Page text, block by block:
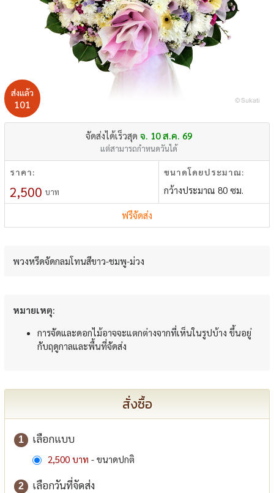
ส่งแล้ว
101
จัดส่งได้เร็วสุด จ. 10 ส.ค. 69
แต่สามารถกำหนดวันได้
ราคา:
2,500 บาท
ขนาดโดยประมาณ:
กว้างประมาณ 80 ซม.
ฟรีจัดส่ง
พวงหรีดจัดกลมโทนสีขาว-ชมพู-ม่วง
หมายเหตุ:
การจัดและดอกไม้อาจจะแตกต่างจากที่เห็นในรูปบ้าง ขึ้นอยู่
กับฤดูกาลและพื้นที่จัดส่ง
สั่งซื้อ
1 เลือกแบบ
2,500 บาท - ขนาดปกติ
2 เลือกวันที่จัดส่ง